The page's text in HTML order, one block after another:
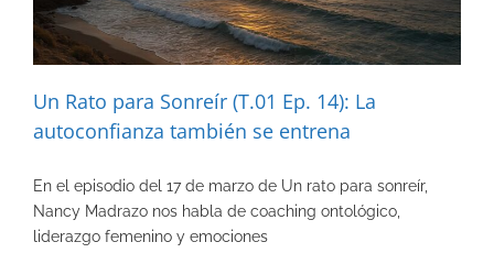
Un Rato para Sonreír (T.01 Ep. 14): La
autoconfianza también se entrena
En el episodio del 17 de marzo de Un rato para sonreír,
Nancy Madrazo nos habla de coaching ontológico,
liderazgo femenino y emociones